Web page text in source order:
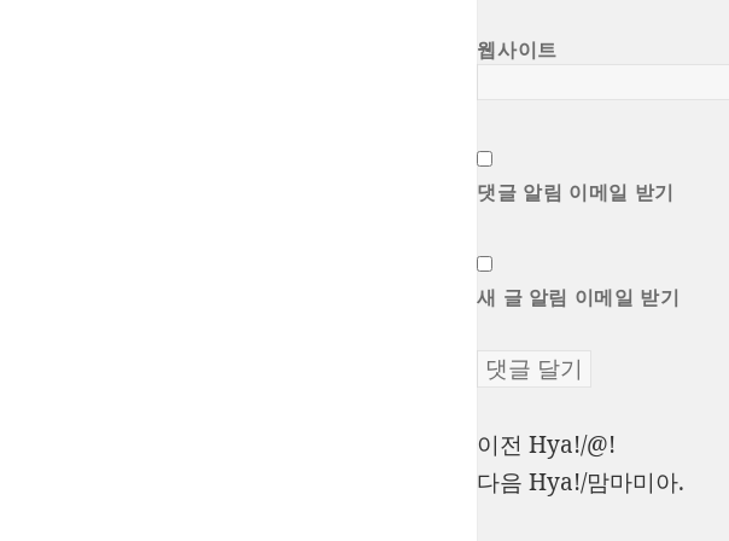
웹사이트
댓글 알림 이메일 받기
새 글 알림 이메일 받기
글
이전 이
전
Hya!/@!
다음 다
Hya!/맘마미아.